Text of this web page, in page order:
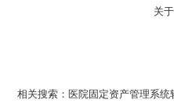
关
相关搜索： 医院固定资产管理系统